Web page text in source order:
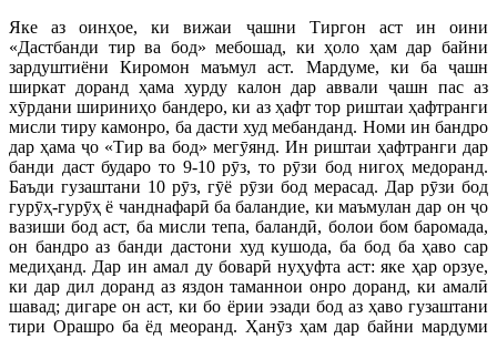
Яке аз оинҳое, ки вижаи ҷашни Тиргон аст ин оини
«Дастбанди тир ва бод» мебошад, ки ҳоло ҳам дар байни
зардуштиёни Киромон маъмул аст. Мардуме, ки ба ҷашн
ширкат доранд ҳама хурду калон дар аввали ҷашн пас аз
хӯрдани шириниҳо бандеро, ки аз ҳафт тор риштаи ҳафтранги
мисли тиру камонро, ба дасти худ мебанданд. Номи ин бандро
дар ҳама ҷо «Тир ва бод» мегӯянд. Ин риштаи ҳафтранги дар
банди даст бударо то 9-10 рӯз, то рӯзи бод нигоҳ медоранд.
Баъди гузаштани 10 рӯз, гӯё рӯзи бод мерасад. Дар рӯзи бод
гурӯҳ-гурӯҳ ё чанднафарӣ ба баландие, ки маъмулан дар он ҷо
вазиши бод аст, ба мисли тепа, баландӣ, болои бом баромада,
он бандро аз банди дастони худ кушода, ба бод ба ҳаво сар
медиҳанд. Дар ин амал ду боварӣ нуҳуфта аст: яке ҳар орзуе,
ки дар дил доранд аз яздон таманнои онро доранд, ки амалӣ
шавад; дигаре он аст, ки бо ёрии эзади бод аз ҳаво гузаштани
тири Орашро ба ёд меоранд. Ҳанӯз ҳам дар байни мардуми